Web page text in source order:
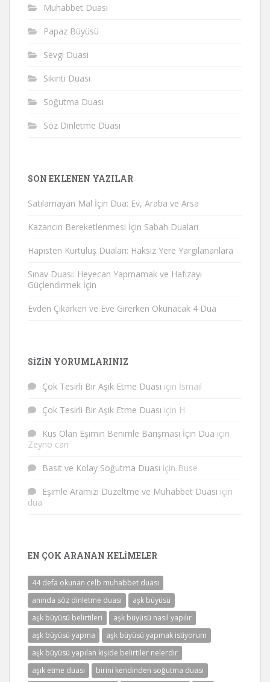
Muhabbet Duası
Papaz Büyüsü
Sevgi Duasi
Sıkıntı Duası
Soğutma Duası
Söz Dinletme Duası
SON EKLENEN YAZILAR
Satılamayan Mal İçin Dua: Ev, Araba ve Arsa
Kazancın Bereketlenmesi İçin Sabah Duaları
Hapisten Kurtuluş Duaları: Haksız Yere Yargılananlara
Sınav Duası: Heyecan Yapmamak ve Hafızayı
Güçlendirmek İçin
Evden Çıkarken ve Eve Girerken Okunacak 4 Dua
SIZIN YORUMLARINIZ
Çok Tesirli Bir Aşık Etme Duası için İsmail
Çok Tesirli Bir Aşık Etme Duası için H
Küs Olan Eşimin Benimle Barışması İçin Dua için
Zeyno can
Basit ve Kolay Soğutma Duası için Buse
Eşimle Aramızı Düzeltme ve Muhabbet Duası için
dua
EN ÇOK ARANAN KELIMELER
44 defa okunan celb muhabbet duası
anında söz dinletme duası
aşk büyüsü
aşk büyüsü belirtileri
aşk büyüsü nasıl yapılır
aşk büyüsü yapma
aşk büyüsü yapmak istiyorum
aşk büyüsü yapılan kişide belirtiler nelerdir
aşık etme duası
birini kendinden soğutma duası